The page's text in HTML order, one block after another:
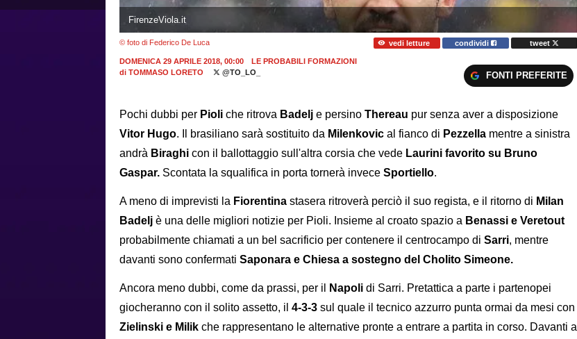
FirenzeViola.it
© foto di Federico De Luca vedi letture condividi tweet
DOMENICA 29 APRILE 2018, 00:00
LE PROBABILI FORMAZIONI
di TOMMASO LORETO @TO_LO_ FONTI PREFERITE
Pochi dubbi per Pioli che ritrova Badelj e persino Thereau pur senza aver a disposizione
Vitor Hugo. Il brasiliano sarà sostituito da Milenkovic al fianco di Pezzella mentre a sinistra
andrà Biraghi con il ballottaggio sull'altra corsia che vede Laurini favorito su Bruno
Gaspar. Scontata la squalifica in porta tornerà invece Sportiello.
A meno di imprevisti la Fiorentina stasera ritroverà perciò il suo regista, e il ritorno di Milan
Badelj è una delle migliori notizie per Pioli. Insieme al croato spazio a Benassi e Veretout
probabilmente chiamati a un bel sacrificio per contenere il centrocampo di Sarri, mentre
davanti sono confermati Saponara e Chiesa a sostegno del Cholito Simeone.
Ancora meno dubbi, come da prassi, per il Napoli di Sarri. Pretattica a parte i partenopei
giocheranno con il solito assetto, il 4-3-3 sul quale il tecnico azzurro punta ormai da mesi con
Zielinski e Milik che rappresentano le alternative pronte a entrare a partita in corso. Davanti a